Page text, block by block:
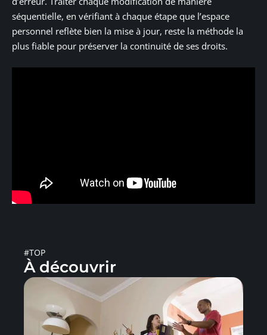
séquentielle, en vérifiant à chaque étape que l’espace
personnel reflète bien la mise à jour, reste la méthode la
plus fiable pour préserver la continuité de ses droits.
#TOP
À découvrir